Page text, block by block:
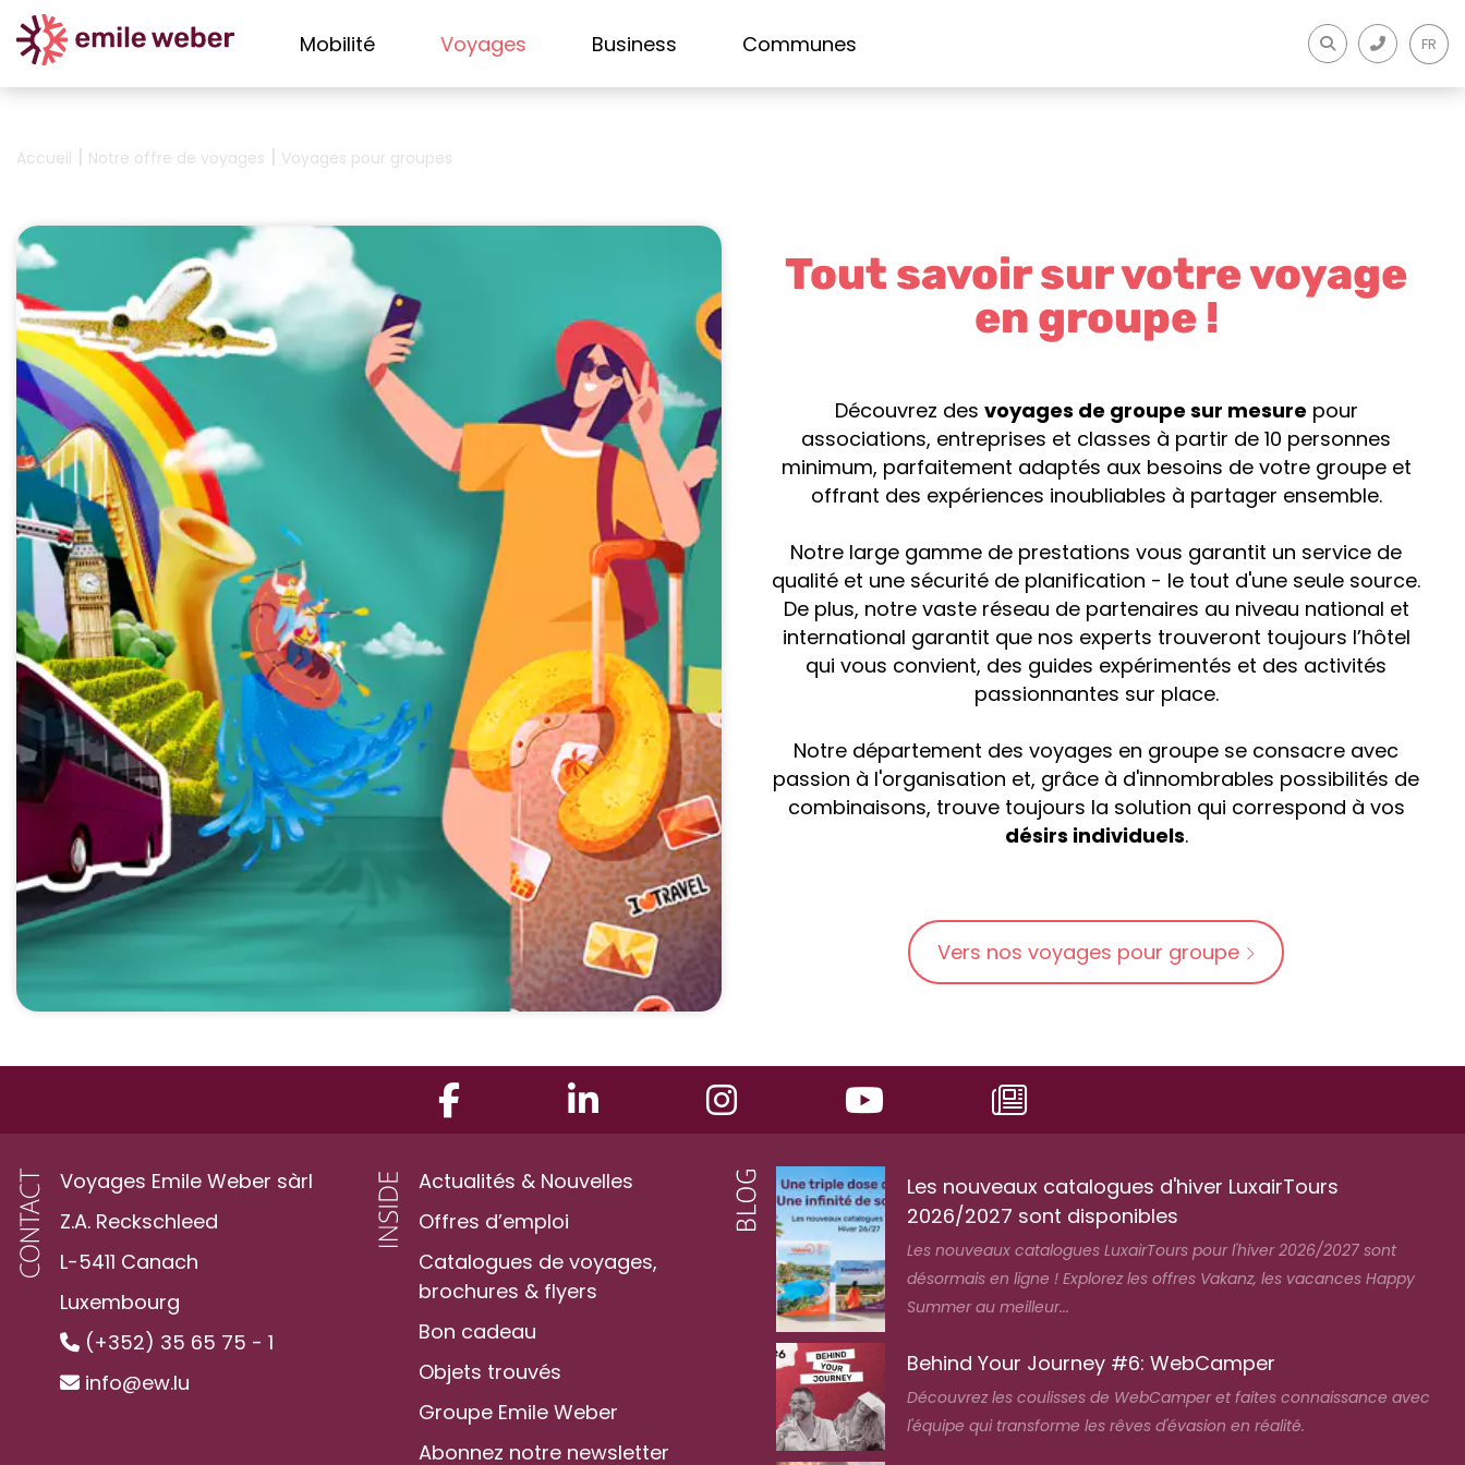
Mobilité Voyages Business Communes FR
Accueil | Notre offre de voyages | Voyages pour groupes
Tout savoir sur votre voyage
en groupe !
Découvrez des voyages de groupe sur mesure pour
associations, entreprises et classes à partir de 10 personnes
minimum, parfaitement adaptés aux besoins de votre groupe et
offrant des expériences inoubliables à partager ensemble.
Notre large gamme de prestations vous garantit un service de
qualité et une sécurité de planification - le tout d'une seule source.
De plus, notre vaste réseau de partenaires au niveau national et
international garantit que nos experts trouveront toujours l’hôtel
qui vous convient, des guides expérimentés et des activités
passionnantes sur place.
Notre département des voyages en groupe se consacre avec
passion à l'organisation et, grâce à d'innombrables possibilités de
combinaisons, trouve toujours la solution qui correspond à vos
désirs individuels.
Vers nos voyages pour groupe
Voyages Emile Weber sàrl
Z.A. Reckschleed
L-5411 Canach
Luxembourg
(+352) 35 65 75 - 1
info@ew.lu
Actualités & Nouvelles
Offres d’emploi
Catalogues de voyages,
brochures & flyers
Bon cadeau
Objets trouvés
Groupe Emile Weber
Abonnez notre newsletter
Les nouveaux catalogues d'hiver LuxairTours
2026/2027 sont disponibles
Les nouveaux catalogues LuxairTours pour l'hiver 2026/2027 sont
désormais en ligne ! Explorez les offres Vakanz, les vacances Happy
Summer au meilleur...
Behind Your Journey #6: WebCamper
Découvrez les coulisses de WebCamper et faites connaissance avec
l'équipe qui transforme les rêves d'évasion en réalité.